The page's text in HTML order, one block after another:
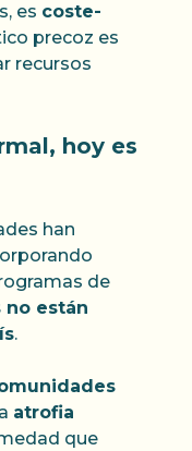
es coste-
precoz es
recursos
hoy es
han
de
no están
.
atrofia
que